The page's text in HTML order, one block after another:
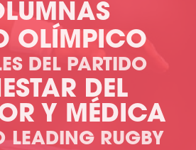
OLÍMPICO
DEL PARTIDO
DEL
Y MÉDICA
LEADING RUGBY